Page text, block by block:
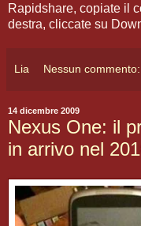
Rapidshare, copiate il
destra, cliccate su
Lia Nessun commento:
14 dicembre 2009
Nexus One: il
in arrivo nel